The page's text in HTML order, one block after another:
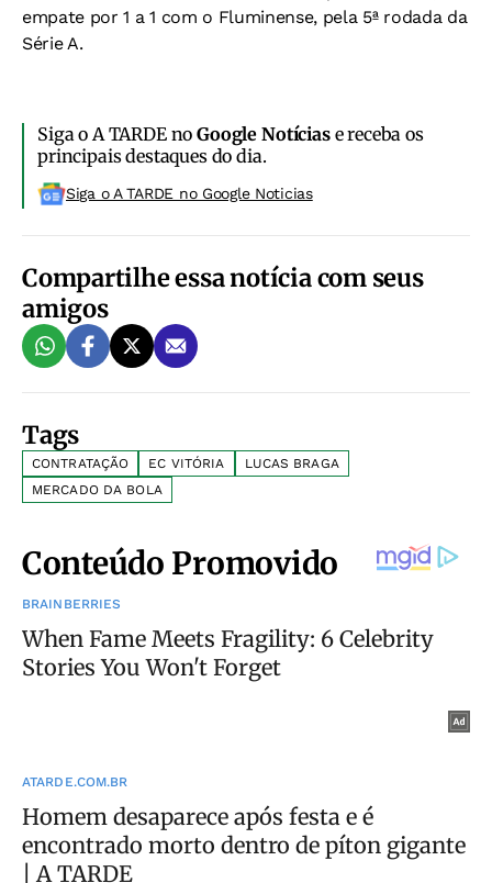
empate por 1 a 1 com o Fluminense, pela 5ª rodada da
Série A.
Siga o A TARDE noGoogle Notíciase receba os
principais destaques do dia.
Siga o A TARDE no Google Noticias
Compartilhe essa notícia com seus
amigos
Tags
CONTRATAÇÃO EC VITÓRIA
LUCAS BRAGA
MERCADO DA BOLA